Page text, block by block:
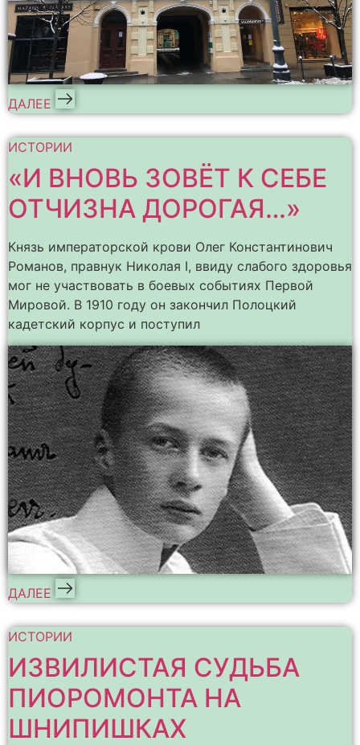
ДАЛЕЕ
ИСТОРИИ
«И ВНОВЬ ЗОВЁТ К СЕБЕ
ОТЧИЗНА ДОРОГАЯ…»
Князь императорской крови Олег Константинович
Романов, правнук Николая I, ввиду слабого здоровья
мог не участвовать в боевых событиях Первой
Мировой. В 1910 году он закончил Полоцкий
кадетский корпус и поступил
ДАЛЕЕ
ИСТОРИИ
ИЗВИЛИСТАЯ СУДЬБА
ПИОРОМОНТА НА
ШНИПИШКАХ